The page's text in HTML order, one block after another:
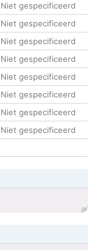
Niet gespecificeerd
Niet gespecificeerd
Niet gespecificeerd
Niet gespecificeerd
Niet gespecificeerd
Niet gespecificeerd
Niet gespecificeerd
Niet gespecificeerd